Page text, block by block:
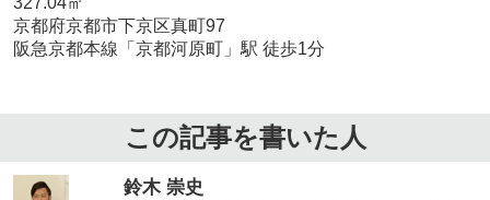
京都府京都市下京区真町97
阪急京都本線「京都河原町」駅 徒歩1分
この記事を書いた人
鈴木 崇史